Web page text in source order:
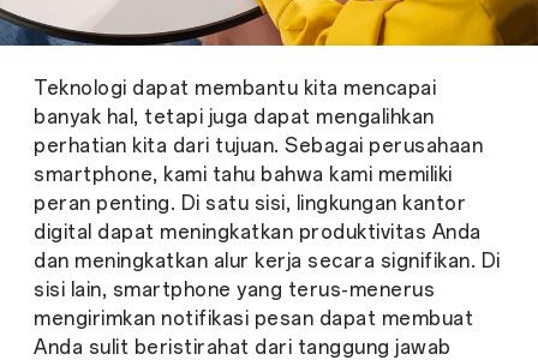
Teknologi dapat membantu kita mencapai
banyak hal, tetapi juga dapat mengalihkan
perhatian kita dari tujuan. Sebagai perusahaan
smartphone, kami tahu bahwa kami memiliki
peran penting. Di satu sisi, lingkungan kantor
digital dapat meningkatkan produktivitas Anda
dan meningkatkan alur kerja secara signifikan. Di
sisi lain, smartphone yang terus-menerus
mengirimkan notifikasi pesan dapat membuat
Anda sulit beristirahat dari tanggung jawab